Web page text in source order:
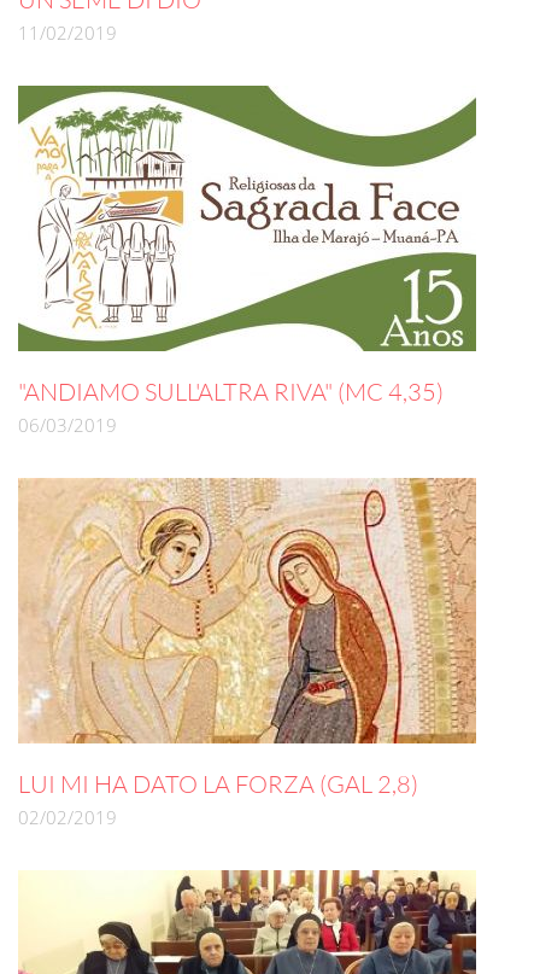
11/02/2019
"ANDIAMO SULL'ALTRA RIVA" (MC 4,35)
06/03/2019
LUI MI HA DATO LA FORZA (GAL 2,8)
02/02/2019